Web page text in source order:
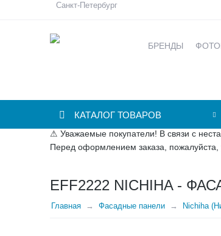
Санкт-Петербург
БРЕНДЫ
КАТАЛОГ ТОВАРОВ
⚠ Уважаемые покупатели! В связи с
Перед оформлением заказа,
EFF2222 NICHIHA -
Главная Фасадные панели Nichiha